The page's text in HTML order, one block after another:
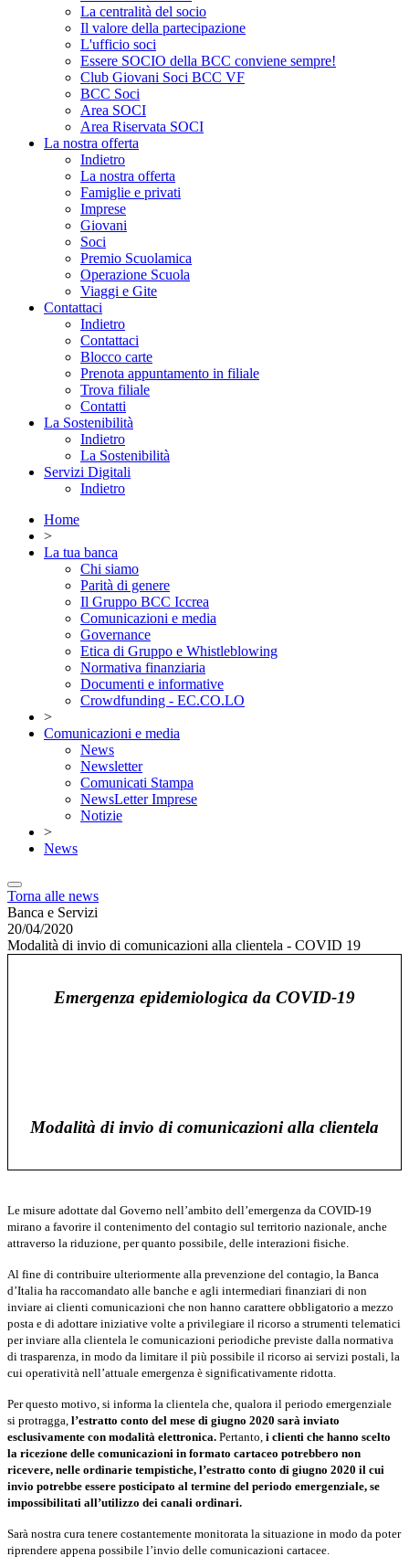
La centralità del socio
Il valore della partecipazione
L'ufficio soci
Essere SOCIO della BCC conviene sempre!
Club Giovani Soci BCC VF
BCC Soci
Area SOCI
Area Riservata SOCI
La nostra offerta
Indietro
La nostra offerta
Famiglie e privati
Imprese
Giovani
Soci
Premio Scuolamica
Operazione Scuola
Viaggi e Gite
Contattaci
Indietro
Contattaci
Blocco carte
Prenota appuntamento in filiale
Trova filiale
Contatti
La Sostenibilità
Indietro
La Sostenibilità
Servizi Digitali
Indietro
Home
>
La tua banca
Chi siamo
Parità di genere
Il Gruppo BCC Iccrea
Comunicazioni e media
Governance
Etica di Gruppo e Whistleblowing
Normativa finanziaria
Documenti e informative
Crowdfunding - EC.CO.LO
>
Comunicazioni e media
News
Newsletter
Comunicati Stampa
NewsLetter Imprese
Notizie
>
News
Torna alle news
Banca e Servizi
20/04/2020
Modalità di invio di comunicazioni alla clientela - COVID 19
Emergenza epidemiologica da COVID-19
Modalità di invio di comunicazioni alla clientela
Le misure adottate dal Governo nell’ambito dell’emergenza da COVID-19
mirano a favorire il contenimento del contagio sul territorio nazionale, anche
attraverso la riduzione, per quanto possibile, delle interazioni fisiche.
Al fine di contribuire ulteriormente alla prevenzione del contagio, la Banca
d’Italia ha raccomandato alle banche e agli intermediari finanziari di non
inviare ai clienti comunicazioni che non hanno carattere obbligatorio a mezzo
posta e di adottare iniziative volte a privilegiare il ricorso a strumenti telematici
per inviare alla clientela le comunicazioni periodiche previste dalla normativa
di trasparenza, in modo da limitare il più possibile il ricorso ai servizi postali, la
cui operatività nell’attuale emergenza è significativamente ridotta.
Per questo motivo, si informa la clientela che, qualora il periodo emergenziale
si protragga, l’estratto conto del mese di giugno 2020 sarà inviato
esclusivamente con modalità elettronica. Pertanto, i clienti che hanno scelto
la ricezione delle comunicazioni in formato cartaceo potrebbero non
ricevere, nelle ordinarie tempistiche, l’estratto conto di giugno 2020 il cui
invio potrebbe essere posticipato al termine del periodo emergenziale, se
impossibilitati all’utilizzo dei canali ordinari.
Sarà nostra cura tenere costantemente monitorata la situazione in modo da poter
riprendere appena possibile l’invio delle comunicazioni cartacee.